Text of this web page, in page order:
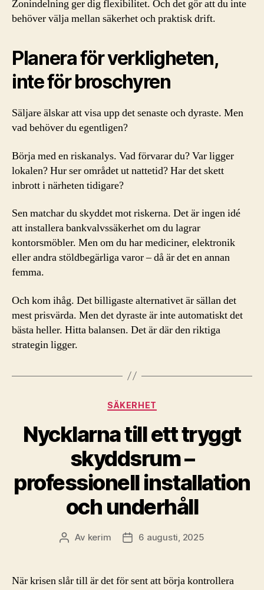
Zonindelning ger dig flexibilitet. Och det gör att du inte
behöver välja mellan säkerhet och praktisk drift.
Planera för verkligheten,
inte för broschyren
Säljare älskar att visa upp det senaste och dyraste. Men
vad behöver du egentligen?
Börja med en riskanalys. Vad förvarar du? Var ligger
lokalen? Hur ser området ut nattetid? Har det skett
inbrott i närheten tidigare?
Sen matchar du skyddet mot riskerna. Det är ingen idé
att installera bankvalvssäkerhet om du lagrar
kontorsmöbler. Men om du har mediciner, elektronik
eller andra stöldbegärliga varor – då är det en annan
femma.
Och kom ihåg. Det billigaste alternativet är sällan det
mest prisvärda. Men det dyraste är inte automatiskt det
bästa heller. Hitta balansen. Det är där den riktiga
strategin ligger.
Kategorier
SÄKERHET
Nycklarna till ett tryggt
skyddsrum –
professionell installation
och underhåll
Inläggsförfattare
Av kerim Inläggsdatum
6 augusti, 2025
När krisen slår till är det för sent att börja kontrollera